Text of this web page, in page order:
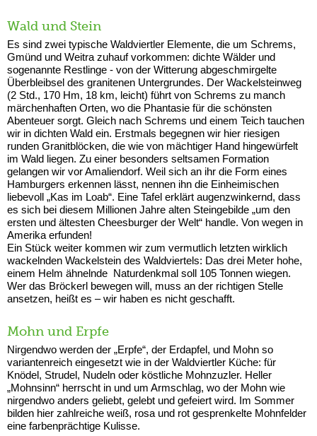
Wald und Stein
Es sind zwei typische Waldviertler Elemente, die um Schrems,
Gmünd und Weitra zuhauf vorkommen: dichte Wälder und
sogenannte Restlinge - von der Witterung abgeschmirgelte
Überbleibsel des granitenen Untergrundes. Der Wackelsteinweg
(2 Std., 170 Hm, 18 km, leicht) führt von Schrems zu manch
märchenhaften Orten, wo die Phantasie für die schönsten
Abenteuer sorgt. Gleich nach Schrems und einem Teich tauchen
wir in dichten Wald ein. Erstmals begegnen wir hier riesigen
runden Granitblöcken, die wie von mächtiger Hand hingewürfelt
im Wald liegen. Zu einer besonders seltsamen Formation
gelangen wir vor Amaliendorf. Weil sich an ihr die Form eines
Hamburgers erkennen lässt, nennen ihn die Einheimischen
liebevoll „Kas im Loab“. Eine Tafel erklärt augenzwinkernd, dass
es sich bei diesem Millionen Jahre alten Steingebilde „um den
ersten und ältesten Cheesburger der Welt“ handle. Von wegen in
Amerika erfunden!
Ein Stück weiter kommen wir zum vermutlich letzten wirklich
wackelnden Wackelstein des Waldviertels: Das drei Meter hohe,
einem Helm ähnelnde Naturdenkmal soll 105 Tonnen wiegen.
Wer das Bröckerl bewegen will, muss an der richtigen Stelle
ansetzen, heißt es – wir haben es nicht geschafft.
Mohn und Erpfe
Nirgendwo werden der „Erpfe“, der Erdapfel, und Mohn so
variantenreich eingesetzt wie in der Waldviertler Küche: für
Knödel, Strudel, Nudeln oder köstliche Mohnzuzler. Heller
„Mohnsinn“ herrscht in und um Armschlag, wo der Mohn wie
nirgendwo anders geliebt, gelebt und gefeiert wird. Im Sommer
bilden hier zahlreiche weiß, rosa und rot gesprenkelte Mohnfelder
eine farbenprächtige Kulisse.